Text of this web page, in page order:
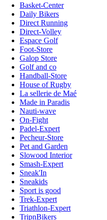
Basket-Center
Daily Bikers
Direct Running
Direct-Volley
Espace Golf
Foot-Store
Galop Store
Golf and co
Handball-Store
House of Rugby
La sellerie de Maé
Made in Paradis
Nauti-wave
On-Fight
Padel-Expert
Pecheur-Store
Pet and Garden
Slowood Interior
Smash-Expert
Sneak'In
Sneakids
Sport is good
Trek-Expert
Triathlon-Expert
TripnBikers